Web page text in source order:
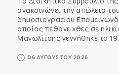
ανακοινώνει την απώλεια
δημοσιογράφου
οποίος πέθανε χθες σε
Μανωλίτσης γεννήθηκε το
06 ΑΥΓΟΥΣΤΟΥ 2026